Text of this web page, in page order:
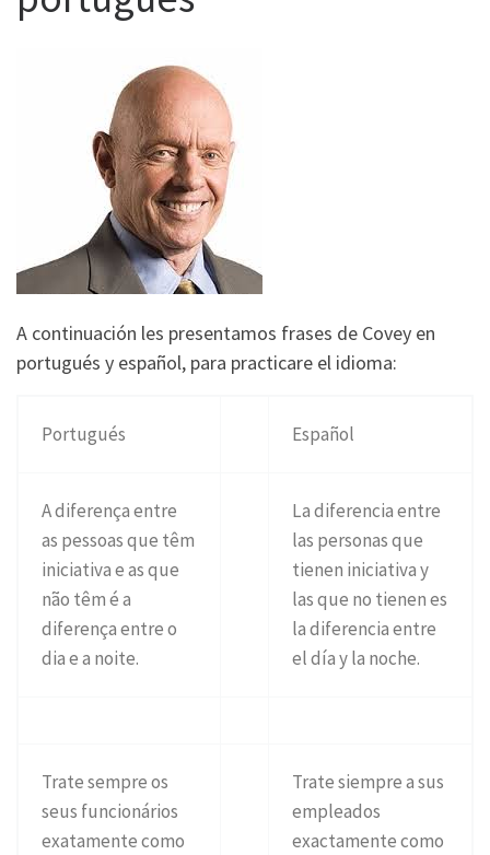
A continuación les presentamos frases de Covey en
portugués y español, para practicare el idioma:
Portugués Español
A diferença entre
as pessoas que têm
iniciativa e as que
não têm é a
diferença entre o
dia e a noite.
La diferencia entre
las personas que
tienen iniciativa y
las que no tienen es
la diferencia entre
el día y la noche.
Trate sempre os
seus funcionários
exatamente como
Trate siempre a sus
empleados
exactamente como